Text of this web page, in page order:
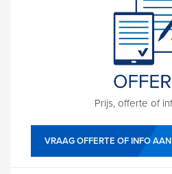
Prijs, offerte of
VRAAG OFFERTE OF INFO AAN